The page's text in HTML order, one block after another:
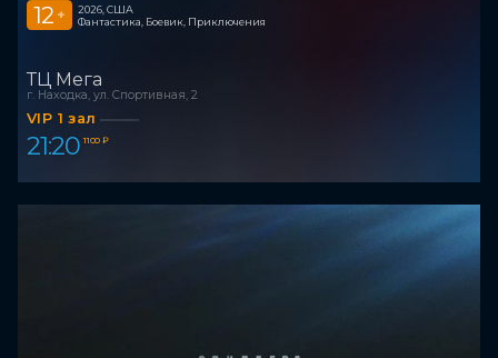
12 +
2026, США
Фантастика, Боевик, Приключения
ТЦ Мега
г. Находка, ул. Спортивная, 2
VIP 1 зал
21:20 1 100 ₽